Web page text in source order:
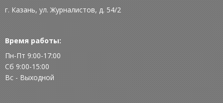
г. Казань, ул. Журналистов, д. 54/2
Время работы:
Пн-Пт 9:00-17:00
Сб 9:00-15:00
Вс - Выходной